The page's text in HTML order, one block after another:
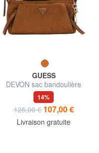
GUESS
DEVON sac bandoulière
14%
125,00 € 107,00 €
Livraison gratuite